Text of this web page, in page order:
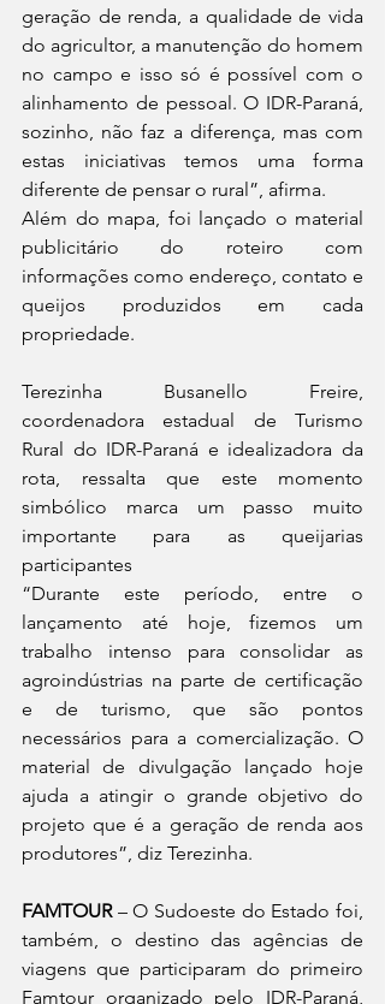
geração de renda, a qualidade de vida
do agricultor, a manutenção do homem
no campo e isso só é possível com o
alinhamento de pessoal. O IDR-Paraná,
sozinho, não faz a diferença, mas com
estas iniciativas temos uma forma
diferente de pensar o rural”, afirma.
Além do mapa, foi lançado o material
publicitário do roteiro com
informações como endereço, contato e
queijos produzidos em cada
propriedade.
Terezinha Busanello Freire,
coordenadora estadual de Turismo
Rural do IDR-Paraná e idealizadora da
rota, ressalta que este momento
simbólico marca um passo muito
importante para as queijarias
participantes
“Durante este período, entre o
lançamento até hoje, fizemos um
trabalho intenso para consolidar as
agroindústrias na parte de certificação
e de turismo, que são pontos
necessários para a comercialização. O
material de divulgação lançado hoje
ajuda a atingir o grande objetivo do
projeto que é a geração de renda aos
produtores”, diz Terezinha.
FAMTOUR – O Sudoeste do Estado foi,
também, o destino das agências de
viagens que participaram do primeiro
Famtour organizado pelo IDR-Paraná,